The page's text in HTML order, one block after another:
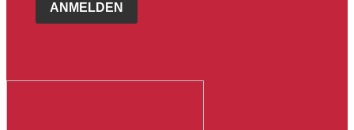
ANMELDEN